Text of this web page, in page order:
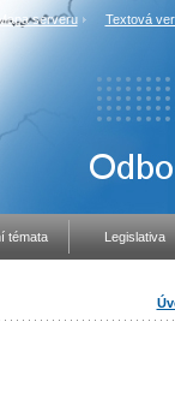
serveru Textová
témata Legislativa